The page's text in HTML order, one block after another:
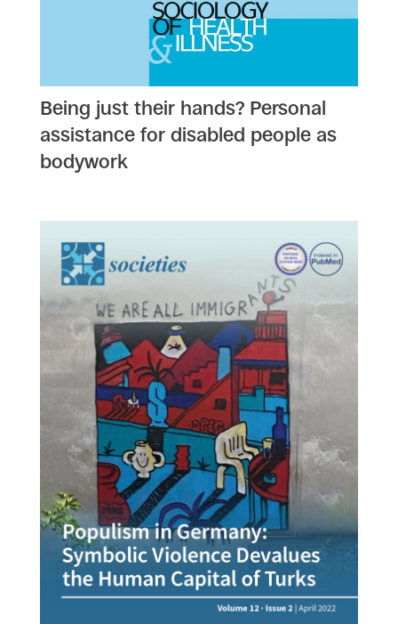
Being just their hands? Personal
assistance for disabled people as
bodywork